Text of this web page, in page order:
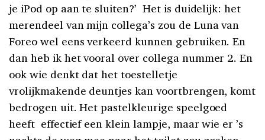
je iPod op aan te sluiten?’ Het is duidelijk: het
merendeel van mijn collega’s zou de Luna van
Foreo wel eens verkeerd kunnen gebruiken. En
dan heb ik het vooral over collega nummer 2. En
ook wie denkt dat het toestelletje
vrolijkmakende deuntjes kan voortbrengen, komt
bedrogen uit. Het pastelkleurige speelgoed
heeft effectief een klein lampje, maar wie er ’s